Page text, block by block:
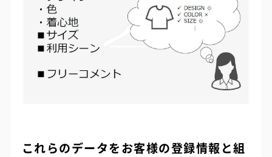
これらのデータをお客様の登録情報と組